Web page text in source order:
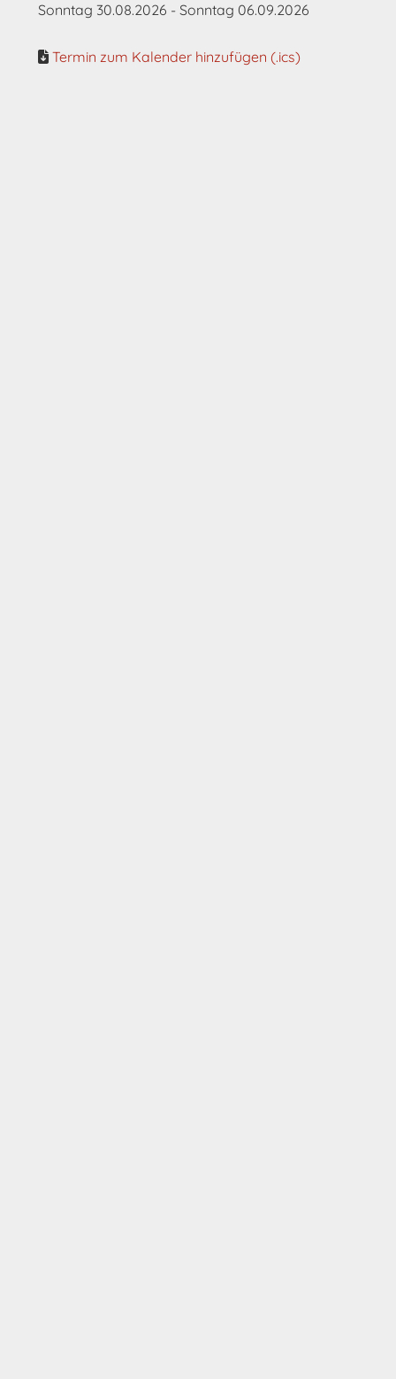
Sonntag 30.08.2026 - Sonntag 06.09.2026
Termin zum Kalender hinzufügen (.ics)